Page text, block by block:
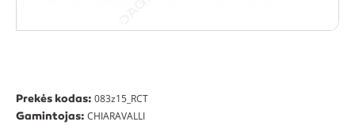
Prekės kodas: 083z15_RCT
Gamintojas: CHIARAVALLI